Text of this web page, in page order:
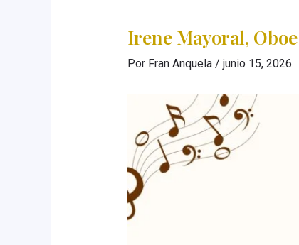
Irene Mayoral, Oboe
Por Fran Anquela / junio 15, 2026